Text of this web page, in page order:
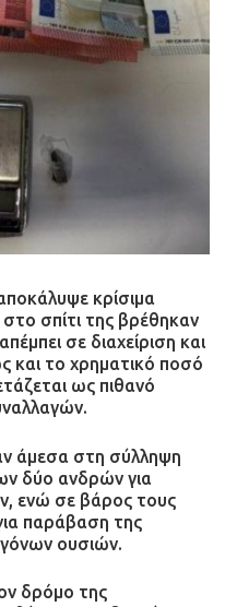
στον
Ήχησε το 112
19χρονης στο
Ο Εισαγγελέας
αθώωση των
δώρισε όλους
του 2025 στο Θριάσιο
κρίσιμα
σπίτι της βρέθηκαν
σε διαχείριση και
και το χρηματικό ποσό
ως πιθανό
άμεσα στη σύλληψη
δύο ανδρών για
ενώ σε βάρος τους
παράβαση της
ουσιών.
δρόμο της